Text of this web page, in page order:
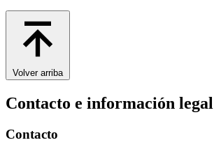
Volver arriba
Contacto e información legal
Contacto